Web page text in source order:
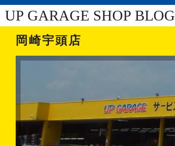
UP GARAGE SHOP BLOG
岡崎宇頭店